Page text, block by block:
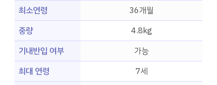
최소연령
36개월
중량
4.8kg
기내반입 여부
가능
최대 연령
7세